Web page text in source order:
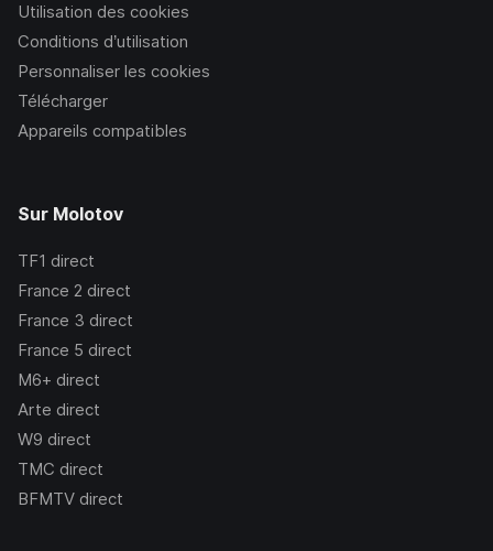
Utilisation des cookies
Conditions d’utilisation
Personnaliser les cookies
Télécharger
Appareils compatibles
Sur Molotov
TF1 direct
France 2 direct
France 3 direct
France 5 direct
M6+ direct
Arte direct
W9 direct
TMC direct
BFMTV direct